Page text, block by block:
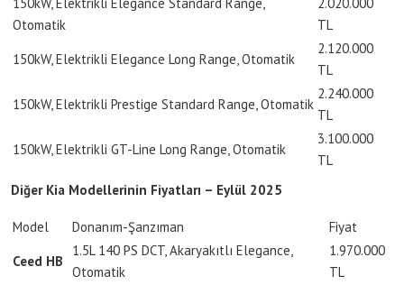
Otomatik
TL
150kW, Elektrikli Elegance Long Range, Otomatik
2.120.000
TL
150kW, Elektrikli Prestige Standard Range, Otomatik
2.240.000
TL
150kW, Elektrikli GT-Line Long Range, Otomatik
3.100.000
TL
Diğer Kia Modellerinin Fiyatları – Eylül 2025
Model Donanım-Şanzıman
Fiyat
Ceed HB
1.5L 140 PS DCT, Akaryakıtlı Elegance,
Otomatik
1.970.000
TL